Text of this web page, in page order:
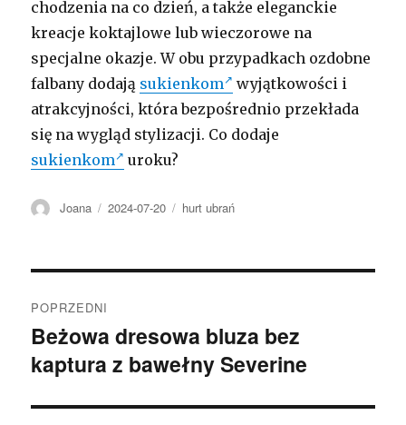
chodzenia na co dzień, a także eleganckie
kreacje koktajlowe lub wieczorowe na
specjalne okazje. W obu przypadkach ozdobne
falbany dodają sukienkom
wyjątkowości i
atrakcyjności, która bezpośrednio przekłada
się na wygląd stylizacji. Co dodaje
sukienkom
uroku?
Autor
Joana Opublikowano
2024-07-20 Kategorie
hurt ubrań
wpisu
POPRZEDNI
Poprzedni
wpis:
Beżowa dresowa bluza bez
kaptura z bawełny Severine